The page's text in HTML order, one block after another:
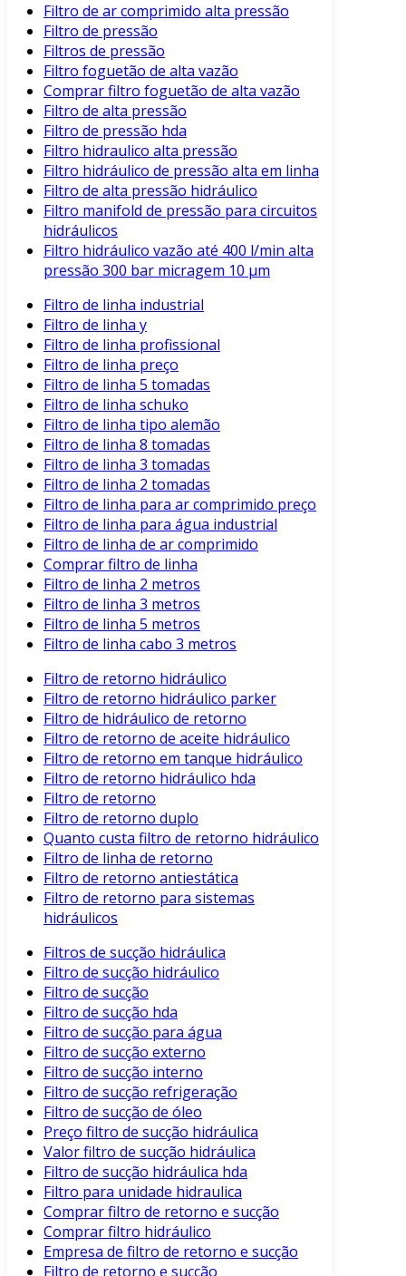
Filtro de ar comprimido alta pressão
Filtro de pressão
Filtros de pressão
Filtro foguetão de alta vazão
Comprar filtro foguetão de alta vazão
Filtro de alta pressão
Filtro de pressão hda
Filtro hidraulico alta pressão
Filtro hidráulico de pressão alta em linha
Filtro de alta pressão hidráulico
Filtro manifold de pressão para circuitos
hidráulicos
Filtro hidráulico vazão até 400 l/min alta
pressão 300 bar micragem 10 μm
Filtro de linha industrial
Filtro de linha y
Filtro de linha profissional
Filtro de linha preço
Filtro de linha 5 tomadas
Filtro de linha schuko
Filtro de linha tipo alemão
Filtro de linha 8 tomadas
Filtro de linha 3 tomadas
Filtro de linha 2 tomadas
Filtro de linha para ar comprimido preço
Filtro de linha para água industrial
Filtro de linha de ar comprimido
Comprar filtro de linha
Filtro de linha 2 metros
Filtro de linha 3 metros
Filtro de linha 5 metros
Filtro de linha cabo 3 metros
Filtro de retorno hidráulico
Filtro de retorno hidráulico parker
Filtro de hidráulico de retorno
Filtro de retorno de aceite hidráulico
Filtro de retorno em tanque hidráulico
Filtro de retorno hidráulico hda
Filtro de retorno
Filtro de retorno duplo
Quanto custa filtro de retorno hidráulico
Filtro de linha de retorno
Filtro de retorno antiestática
Filtro de retorno para sistemas
hidráulicos
Filtros de sucção hidráulica
Filtro de sucção hidráulico
Filtro de sucção
Filtro de sucção hda
Filtro de sucção para água
Filtro de sucção externo
Filtro de sucção interno
Filtro de sucção refrigeração
Filtro de sucção de óleo
Preço filtro de sucção hidráulica
Valor filtro de sucção hidráulica
Filtro de sucção hidráulica hda
Filtro para unidade hidraulica
Comprar filtro de retorno e sucção
Comprar filtro hidráulico
Empresa de filtro de retorno e sucção
Filtro de retorno e sucção